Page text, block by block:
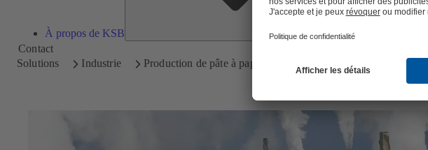
À propos de KSB
Contact
Solutions
Industrie Production de pâte à papier et de papier